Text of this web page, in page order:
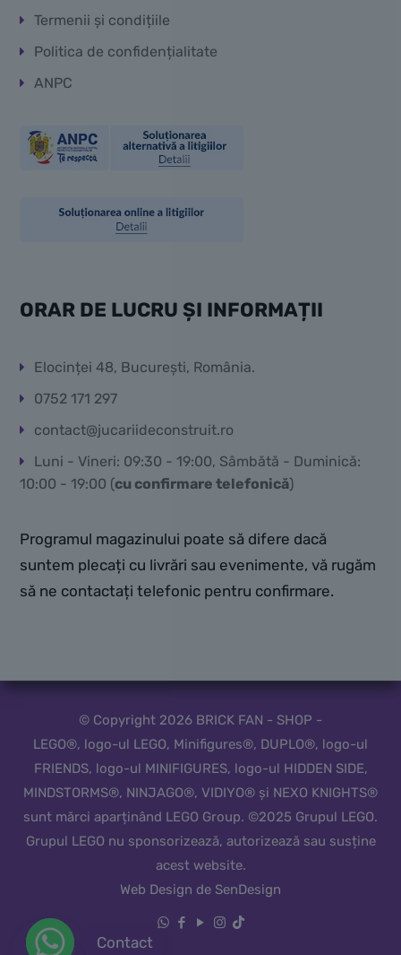
Termenii și condițiile
Politica de confidențialitate
ANPC
ORAR DE LUCRU ȘI INFORMAȚII
Elocinței 48, București, România.
0752 171 297
contact@jucariideconstruit.ro
Luni - Vineri: 09:30 - 19:00, Sâmbătă - Duminică:
10:00 - 19:00 (cu confirmare telefonică)
Programul magazinului poate să difere dacă
suntem plecați cu livrări sau evenimente, vă rugăm
să ne contactați telefonic pentru confirmare.
© Copyright 2026 BRICK FAN - SHOP -
LEGO®, logo-ul LEGO, Minifigures®, DUPLO®, logo-ul
FRIENDS, logo-ul MINIFIGURES, logo-ul HIDDEN SIDE,
MINDSTORMS®, NINJAGO®, VIDIYO® și NEXO KNIGHTS®
sunt mărci aparținând LEGO Group. ©2025 Grupul LEGO.
Grupul LEGO nu sponsorizează, autorizează sau susține
acest website.
Web Design de SenDesign
Contact